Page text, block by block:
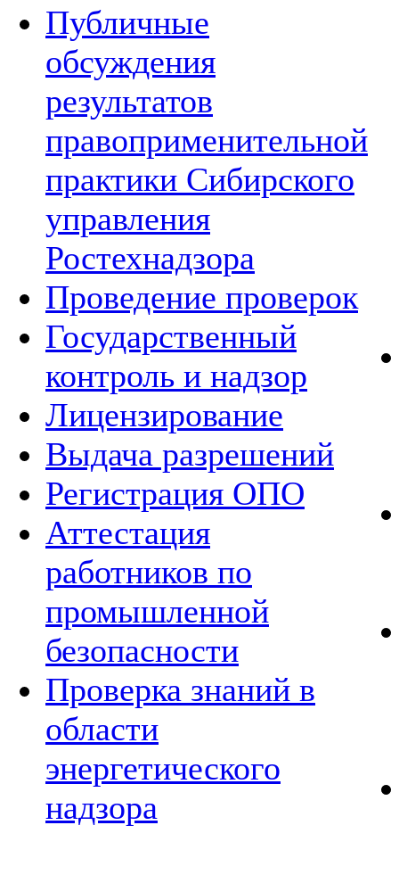
Публичные
обсуждения
результатов
правоприменительной
практики Сибирского
управления
Ростехнадзора
Проведение проверок
Государственный
контроль и надзор
Лицензирование
Выдача разрешений
Регистрация ОПО
Аттестация
работников по
промышленной
безопасности
Проверка знаний в
области
энергетического
надзора